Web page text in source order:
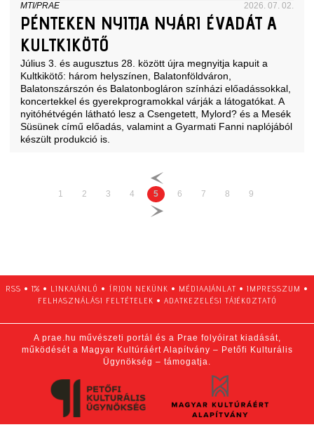
MTI/PRAE 2026. 07. 02.
PÉNTEKEN NYITJA NYÁRI ÉVADÁT A
KULTKIKÖTŐ
Július 3. és augusztus 28. között újra megnyitja kapuit a
Kultkikötő: három helyszínen, Balatonföldváron,
Balatonszárszón és Balatonbogláron színházi előadássokkal,
koncertekkel és gyerekprogramokkal várják a látogatókat. A
nyitóhétvégén látható lesz a Csengetett, Mylord? és a Mesék
Süsünek című előadás, valamint a Gyarmati Fanni naplójából
készült produkció is.
1 2 3 4 5 6 7 8 9
RSS • 1% • LINKAJÁNLÓ • ÍRJON NEKÜNK • MÉDIAAJÁNLAT • IMPRESSZUM •
FELHASZNÁLÁSI FELTÉTELEK • ADATKEZELÉSI TÁJÉKOZTATÓ
A prae.hu művészeti portál és a Prae folyóirat kiadását,
működését a Magyar Kultúráért Alapítvány – Petőfi Kulturális
Ügynökség – támogatja.